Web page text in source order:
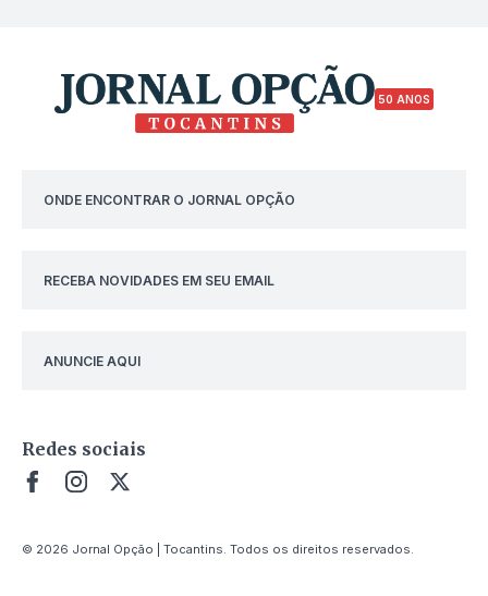
50 ANOS
ONDE ENCONTRAR O JORNAL OPÇÃO
RECEBA NOVIDADES EM SEU EMAIL
ANUNCIE AQUI
Redes sociais
© 2026 Jornal Opção | Tocantins. Todos os direitos reservados.